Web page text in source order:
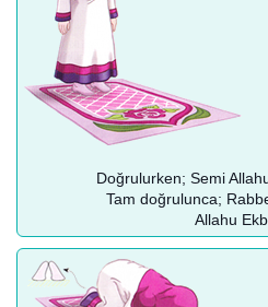
Doğrulurken; Semi
Tam doğrulunca;
Allahu